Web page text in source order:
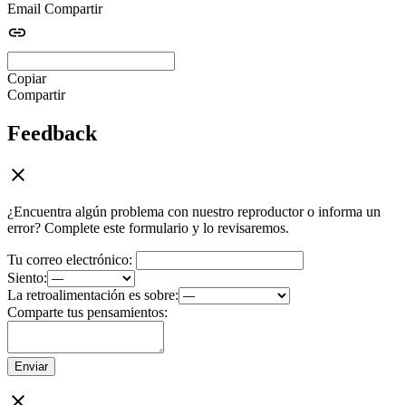
Email Compartir
Copiar
Compartir
Feedback
¿Encuentra algún problema con nuestro reproductor o informa un
error? Complete este formulario y lo revisaremos.
Tu correo electrónico:
Siento:
La retroalimentación es sobre:
Comparte tus pensamientos:
Enviar